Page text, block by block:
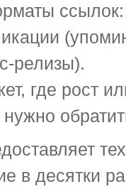
релизы).
где рост
в десятки